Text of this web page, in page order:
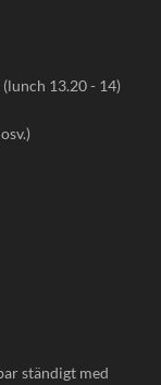
13.20 - 14)
ständigt med